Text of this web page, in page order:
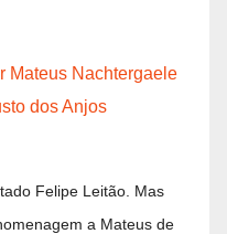
Mateus Nachtergaele
dos Anjos
Felipe Leitão. Mas
a Mateus de